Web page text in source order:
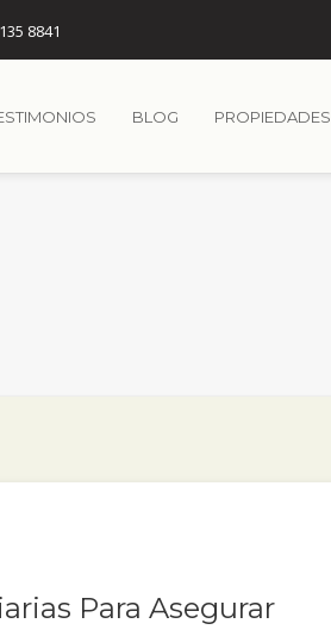
8841
BLOG PROPIEDADES
Para Asegurar